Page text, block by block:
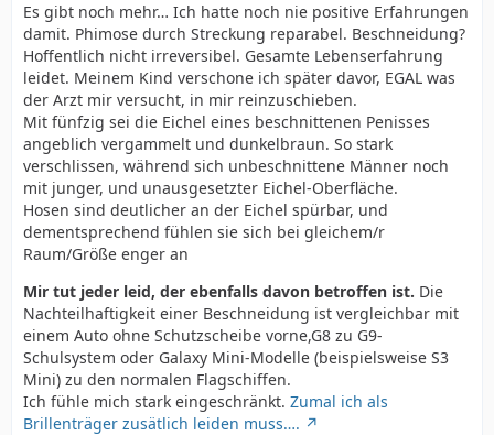
Aber der Supergau wäre wenn das nie wieder weggeht,
dann ist mein Leben für immer ruiniert.
Viele Grüße
Samurai81.
Es gibt noch mehr… Ich hatte noch nie positive Erfahrungen
damit. Phimose durch Streckung reparabel. Beschneidung?
Hoffentlich nicht irreversibel. Gesamte Lebenserfahrung
leidet. Meinem Kind verschone ich später davor, EGAL was
der Arzt mir versucht, in mir reinzuschieben.
Mit fünfzig sei die Eichel eines beschnittenen Penisses
angeblich vergammelt und dunkelbraun. So stark
verschlissen, während sich unbeschnittene Männer noch
mit junger, und unausgesetzter Eichel-Oberfläche.
Hosen sind deutlicher an der Eichel spürbar, und
dementsprechend fühlen sie sich bei gleichem/r
Raum/Größe enger an
Mir tut jeder leid, der ebenfalls davon betroffen ist. Die
Nachteilhaftigkeit einer Beschneidung ist vergleichbar mit
einem Auto ohne Schutzscheibe vorne,G8 zu G9-
Schulsystem oder Galaxy Mini-Modelle (beispielsweise S3
Mini) zu den normalen Flagschiffen.
Ich fühle mich stark eingeschränkt. Zumal ich als
Brillenträger zusätlich leiden muss….